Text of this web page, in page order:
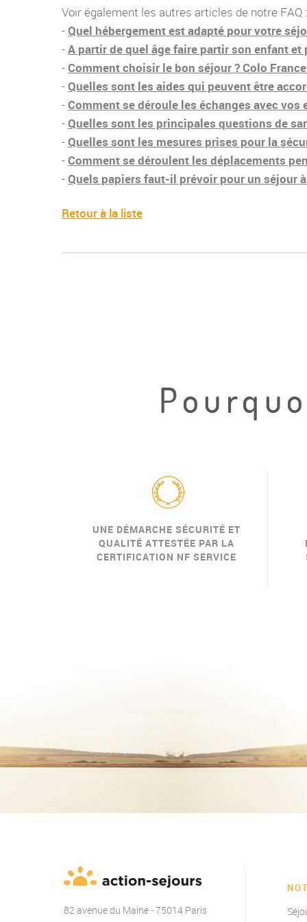
Voir également les autres articles de notre FAQ :
-Quel hébergement est adapté pour votre
-A partir de quel âge faire partir son enfant
-Comment choisir le bon séjour ? Colo
-Quelles sont les aides qui peuvent être
-Comment se déroule les échanges avec
-Quelles sont les principales questions de
-Quelles sont les mesures prises pour la
-Comment se déroulent les déplacements
-Quels papiers faut-il prévoir pour un séjour
Retour à la liste
UNE DÉMARCHE SÉCURITÉ ET
QUALITÉ ATTESTÉE PAR LA
CERTIFICATION NF SERVICE
82 avenue du Maine - 75014 Paris